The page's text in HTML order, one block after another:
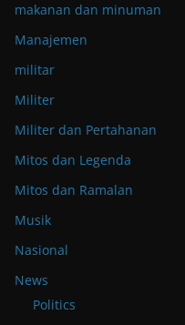
makanan dan minuman
Manajemen
militar
Militer
Militer dan Pertahanan
Mitos dan Legenda
Mitos dan Ramalan
Musik
Nasional
News
Politics